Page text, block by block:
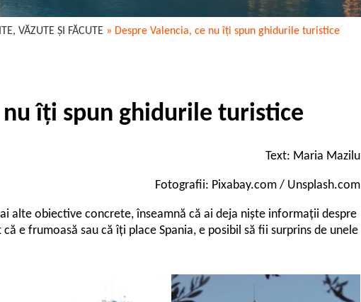
VĂZUTE ȘI FĂCUTE» Despre Valencia, ce nu îți spun ghidurile turistice
nu îți spun ghidurile turistice
Text: Maria Mazilu
Fotografii: Pixabay.com / Unsplash.com
alte obiective concrete, înseamnă că ai deja niște informații despre
e frumoasă sau că îți place Spania, e posibil să fii surprins de unele